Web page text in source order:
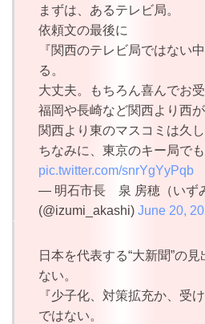
まずは、あるテレビ局。
依頼文の最後に
『関西のテレビ局ではない
る。
大丈夫。もちろん喜んでお受
福岡や長崎など関西より西が
関西より東のマスコミは久し
ちなみに、東京のキー局で
pic.twitter.com/snrYgYyPqb
— 明石市長 泉 房穂（いず
(@izumi_akashi) June 20,
日本を代表する“大新聞”の
ない。
『少子化、対策拡充か、受
ではない。